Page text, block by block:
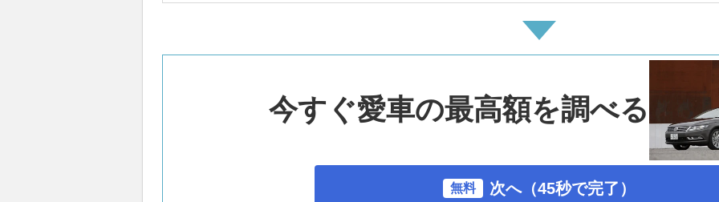
今すぐ愛車の最高額を調べる
無料 次へ（45秒で完了）